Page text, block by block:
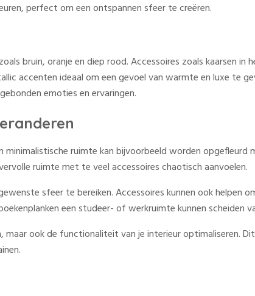
perfect om een ontspannen sfeer te creëren.
bruin, oranje en diep rood. Accessoires zoals kaarsen
accenten ideaal om een gevoel van warmte en luxe te
emoties en ervaringen.
ruimte kan bijvoorbeeld worden
ruimte met te veel accessoires chaotisch aanvoelen.
sfeer te bereiken. Accessoires kunnen ook helpen
een studeer- of werkruimte kunnen scheiden
ook de functionaliteit van je interieur optimaliseren.